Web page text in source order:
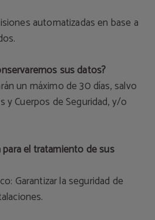
automatizadas en base a
sus datos?
un máximo de 30 días, salvo
y Cuerpos de Seguridad, y/o
para el tratamiento de sus
Garantizar la seguridad de